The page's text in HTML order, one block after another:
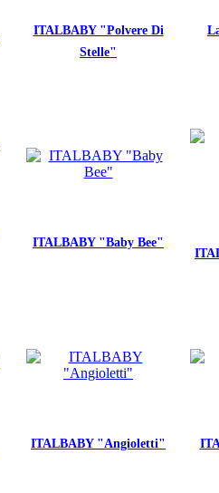
ITALBABY "Polvere Di
Stelle"
ITALBABY "Baby Bee"
ITALBABY "Angioletti"